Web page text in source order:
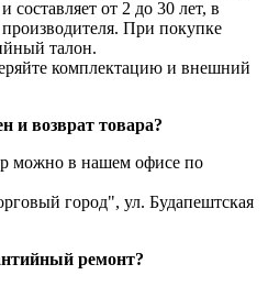
составляет от 2 до 30 лет, в
При покупке
талон.
комплектацию и внешний
и возврат товара?
можно в нашем офисе по
город", ул. Будапештская
ремонт?